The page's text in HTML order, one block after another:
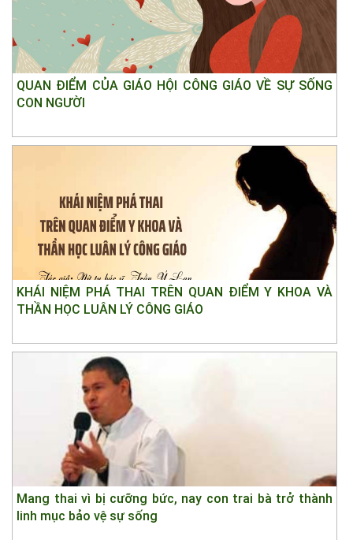
QUAN ĐIỂM CỦA GIÁO HỘI CÔNG GIÁO VỀ SỰ SỐNG
CON NGƯỜI
KHÁI NIỆM PHÁ THAI TRÊN QUAN ĐIỂM Y KHOA VÀ
THẦN HỌC LUÂN LÝ CÔNG GIÁO
Mang thai vì bị cưỡng bức, nay con trai bà trở thành
linh mục bảo vệ sự sống